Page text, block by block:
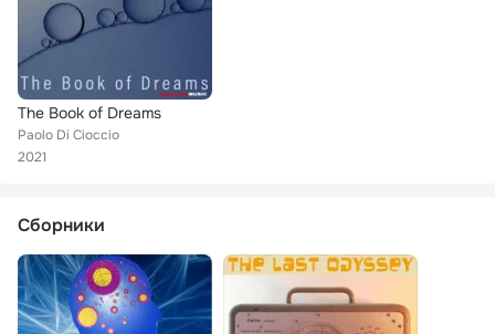
The Book of Dreams
Paolo Di Cioccio
2021
Сборники